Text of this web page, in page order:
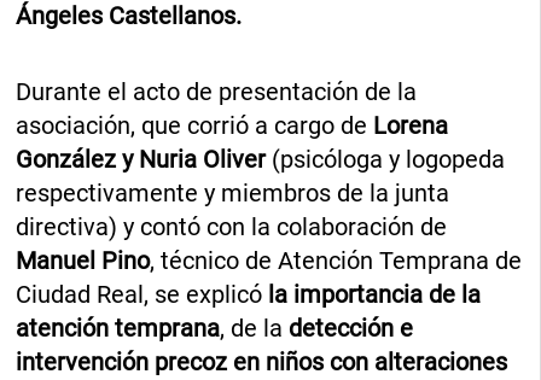
Ángeles Castellanos.
Durante el acto de presentación de la
asociación, que corrió a cargo de Lorena
González y Nuria Oliver (psicóloga y logopeda
respectivamente y miembros de la junta
directiva) y contó con la colaboración de
Manuel Pino, técnico de Atención Temprana de
Ciudad Real, se explicó la importancia de la
atención temprana, de la detección e
intervención precoz en niños con alteraciones